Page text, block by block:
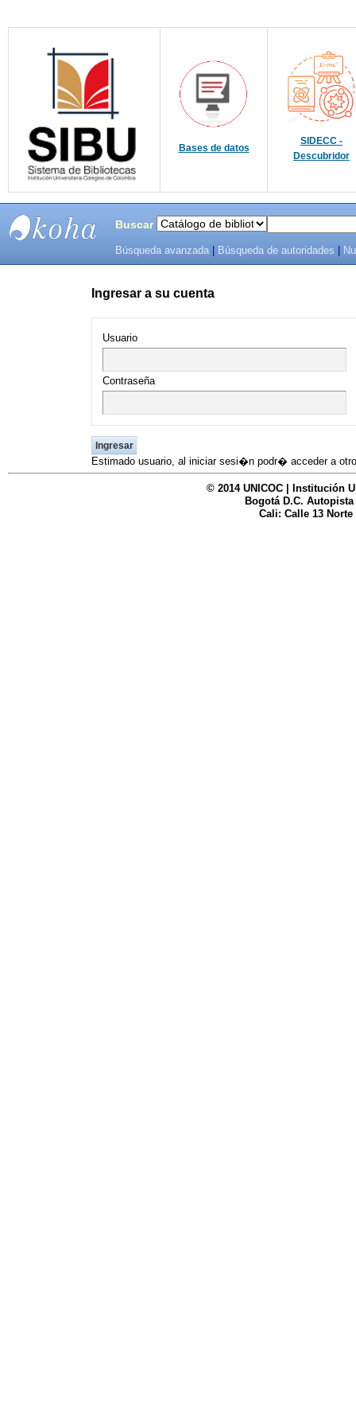
Bases de datos
SIDECC -
Descubridor
BIBLIOTECAS
Buscar
Búsqueda avanzada Búsqueda de autoridades
Ingresar a su cuenta
Usuario
Contraseña
Estimado usuario, al iniciar sesi�n podr� acceder a
© 2014 UNICOC | Institución
Bogotá D.C. Autopista
Cali: Calle 13 Norte